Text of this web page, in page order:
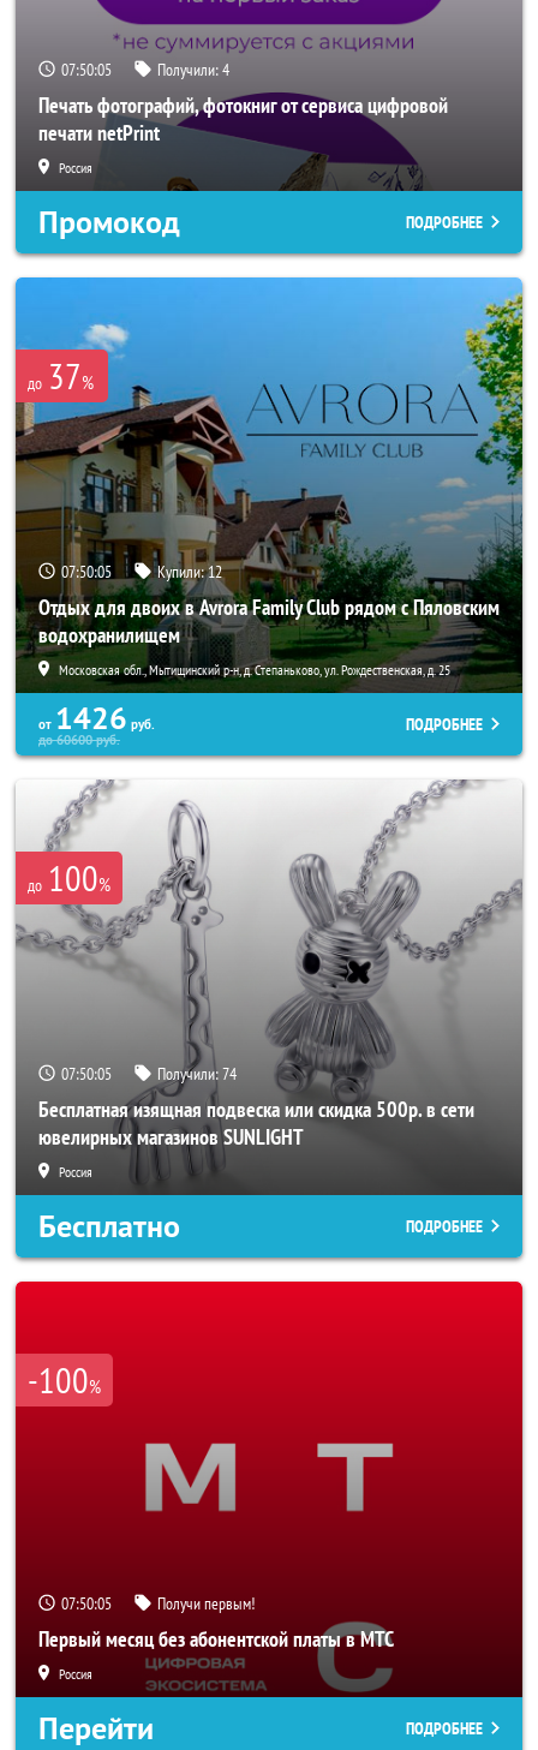
07:50:02 Получили:4
Печать фотографий, фотокниг от сервиса цифровой
печати netPrint
Россия
Промокод ПОДРОБНЕЕ
до 37%
07:50:02 Купили:12
Отдых для двоих в Avrora Family Club рядом с Пяловским
водохранилищем
Московская обл., Мытищинский р-н, д. Степаньково, ул. Рождественская, д. 25
от 1426 руб.
до60600руб.
ПОДРОБНЕЕ
до 100%
07:50:02 Получили:74
Бесплатная изящная подвеска или скидка 500р. в сети
ювелирных магазинов SUNLIGHT
Россия
Бесплатно ПОДРОБНЕЕ
-100%
07:50:02 Получи первым!
Первый месяц без абонентской платы в МТС
Россия
Перейти ПОДРОБНЕЕ